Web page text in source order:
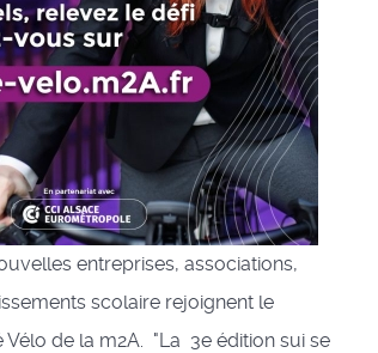
entreprises, associations,
scolaire rejoignent le
Vélo de la m2A. "La 3e édition sui se